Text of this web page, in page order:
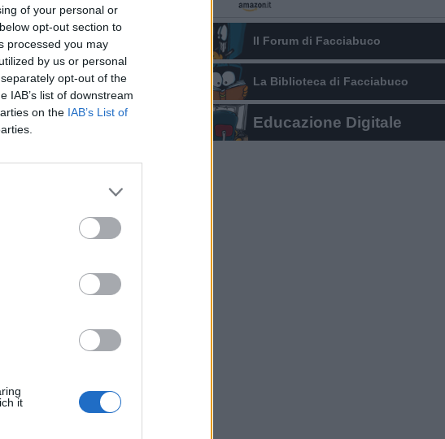
of your personal or
opt-out section to
processed you may
by us or personal
opt-out of the
IAB’s list of downstream
on the IAB’s List of
it
Il Forum di Facciabuco
La Biblioteca di Facciabuco
Educazione Digitale